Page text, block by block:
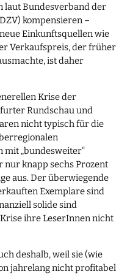
laut Bundesverband der
kompensieren –
Einkunftsquellen wie
Verkaufspreis, der früher
ist daher
Krise der
Rundschau und
nicht typisch für die
mit „bundesweiter“
nur knapp sechs Prozent
aus. Der überwiegende
Exemplare sind
solide sind
ihre LeserInnen nicht
deshalb, weil sie (wie
jahrelang nicht profitabel